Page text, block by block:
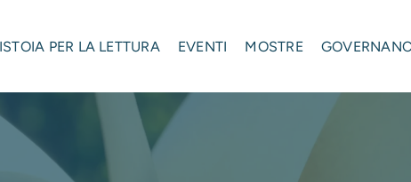
PER LA LETTURA EVENTI MOSTRE